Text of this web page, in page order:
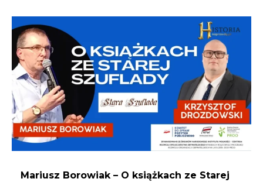
Mariusz Borowiak – O książkach ze Starej